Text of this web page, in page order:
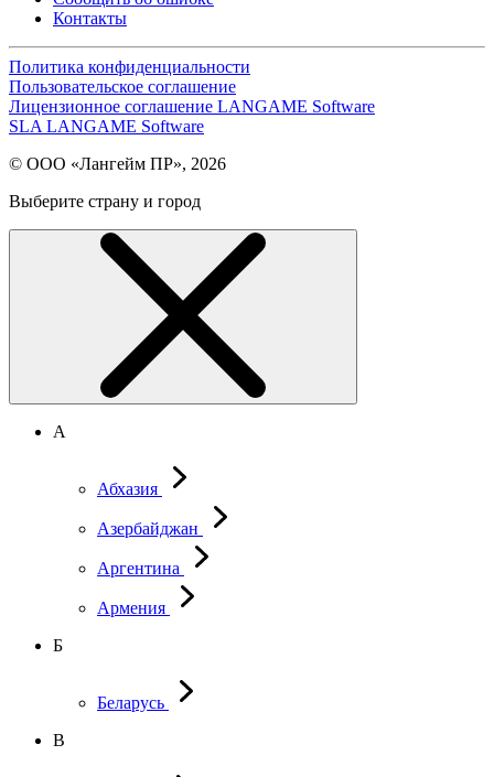
Контакты
Политика конфиденциальности
Пользовательское соглашение
Лицензионное соглашение LANGAME Software
SLA LANGAME Software
© ООО «Лангейм ПР», 2026
Выберите страну и город
А
Абхазия
Азербайджан
Аргентина
Армения
Б
Беларусь
В